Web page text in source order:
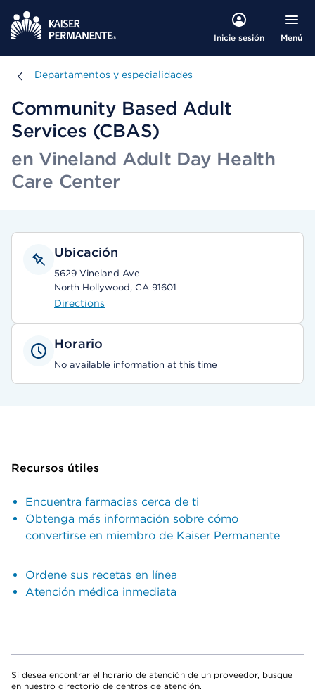
Inicie sesión Menú
Departamentos y especialidades
Departamentos y especialidades
Community Based Adult
Services (CBAS)
en Vineland Adult Day Health
Care Center
Ubicación
5629 Vineland Ave
North Hollywood, CA 91601
Directions
Horario
No available information at this time
Recursos útiles
Encuentra farmacias cerca de ti
Obtenga más información sobre cómo
convertirse en miembro de Kaiser Permanente
Ordene sus recetas en línea
Atención médica inmediata
Si desea encontrar el horario de atención de un proveedor, busque
en nuestro directorio de centros de atención.